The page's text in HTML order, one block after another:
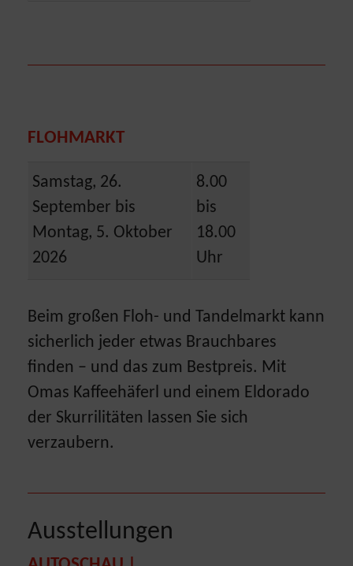
FLOHMARKT
Samstag, 26.
September bis
Montag, 5. Oktober
2026
8.00
bis
18.00
Uhr
Beim großen Floh- und Tandelmarkt kann
sicherlich jeder etwas Brauchbares
finden – und das zum Bestpreis. Mit
Omas Kaffeehäferl und einem Eldorado
der Skurrilitäten lassen Sie sich
verzaubern.
Ausstellungen